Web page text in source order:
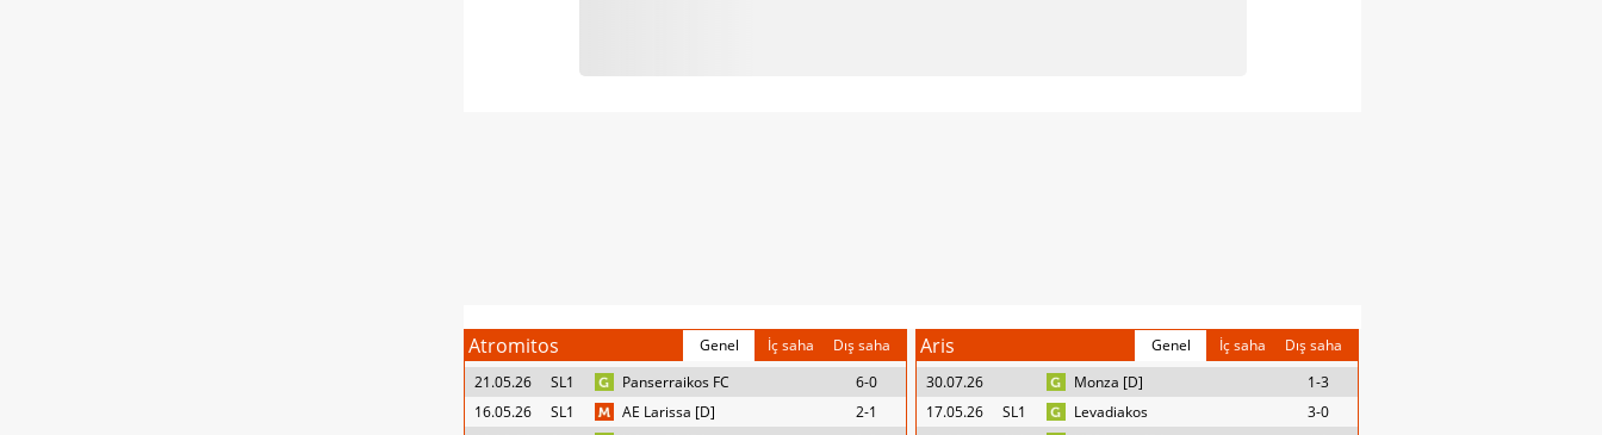
Atromitos Genel İç saha
Dış saha
21.05.26
SL1 Panserraikos FC
6-0
16.05.26
SL1 AE Larissa [D]
2-1
Aris Genel İç saha
Dış saha
30.07.26
Monza [D]
1-3
17.05.26
SL1 Levadiakos
3-0